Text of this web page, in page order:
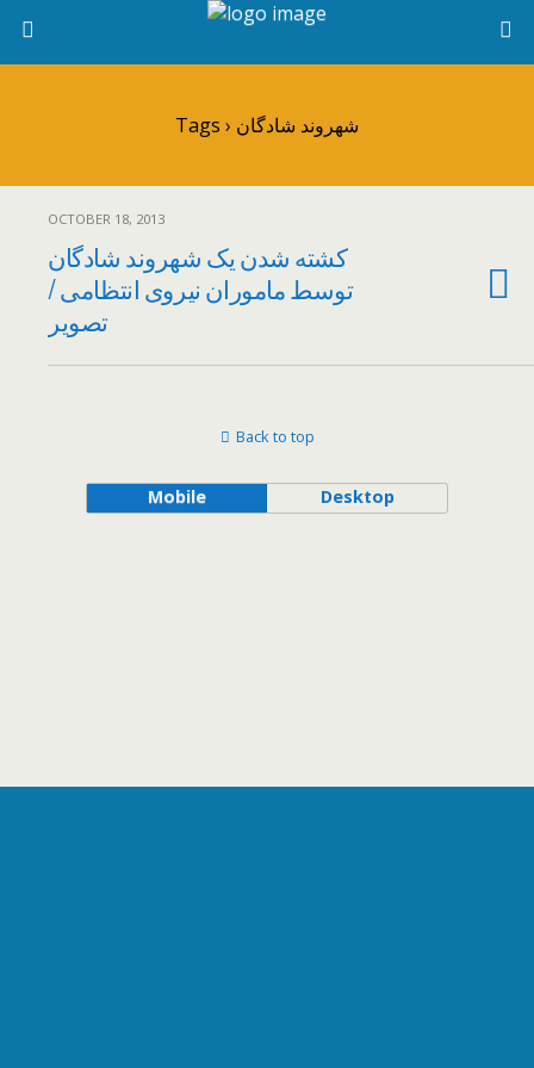
Tags › شهروند شادگان
OCTOBER 18, 2013
کشته شدن یک شهروند شادگان
توسط ماموران نیروی انتظامی /
تصویر
Back to top
Mobile Desktop